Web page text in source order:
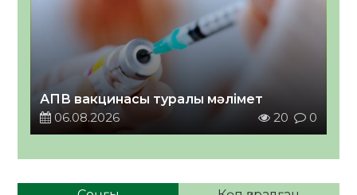
АПВ вакцинасы туралы мәлімет
06.08.2026
20 0